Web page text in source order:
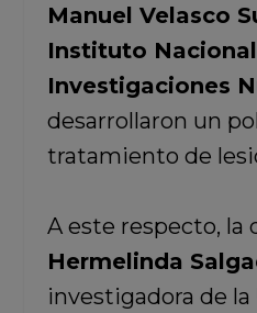
Manuel Velasco
Instituto
Investigaciones
desarrollaron un
tratamiento de
A este respecto, la
Hermelinda
investigadora de